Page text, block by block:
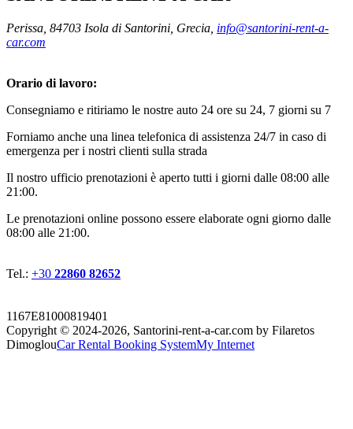
Perissa, 84703 Isola di Santorini, Grecia, info@santorini-rent-a-
car.com
Orario di lavoro:
Consegniamo e ritiriamo le nostre auto 24 ore su 24, 7 giorni su 7
Forniamo anche una linea telefonica di assistenza 24/7 in caso di
emergenza per i nostri clienti sulla strada
Il nostro ufficio prenotazioni è aperto tutti i giorni dalle 08:00 alle
21:00.
Le prenotazioni online possono essere elaborate ogni giorno dalle
08:00 alle 21:00.
Tel.: +30 22860 82652
1167E81000819401
Copyright © 2024-2026, Santorini-rent-a-car.com by Filaretos
DimoglouCar Rental Booking SystemMy Internet